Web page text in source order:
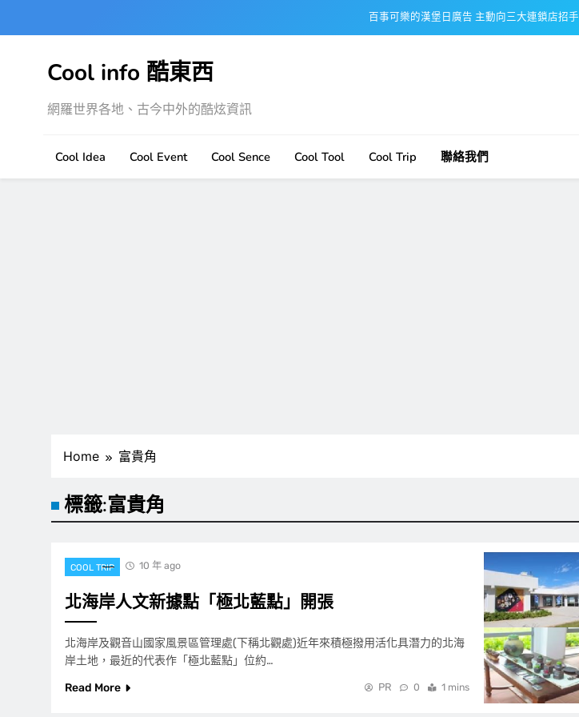
百事可樂的漢堡日廣告 主動向三大連鎖店招手
百事可樂的漢堡日廣告 主動向三大連鎖店招手
Cool info 酷東西
網羅世界各地、古今中外的酷炫資訊
Cool Idea Cool Event Cool Sence Cool Tool Cool Trip 聯絡我們
Home 富貴角
標籤:富貴角
COOL TRIP 10 年 ago
北海岸人文新據點「極北藍點」開張
北海岸及觀音山國家風景區管理處(下稱北觀處)近年來積極撥用活化具潛力的北海
岸土地，最近的代表作「極北藍點」位約…
Read More
PR 0 1 mins